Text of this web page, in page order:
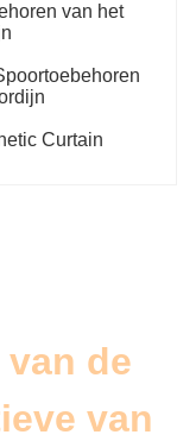
van het
Curtain
de
van